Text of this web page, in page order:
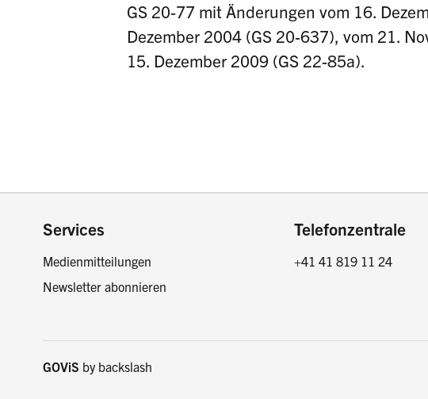
GS 20-77 mit Änderungen vom 16.
Dezember 2004 (GS 20-637), vom 21.
15. Dezember 2009 (GS 22-85a).
Footer
Services
Medienmitteilungen
Newsletter abonnieren
Telefonzentrale
+41 41 819 11 24
GOViS by backslash